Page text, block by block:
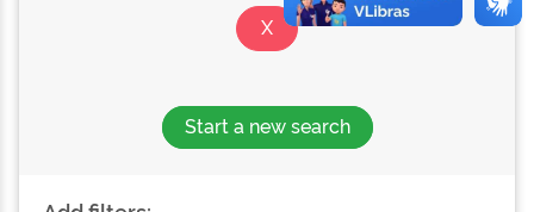
Start a new search